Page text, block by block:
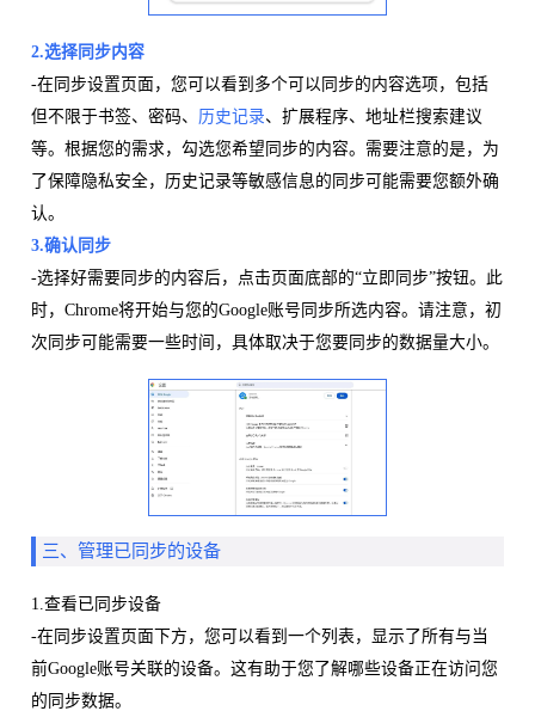
2.选择同步内容
-在同步设置页面，您可以看到多个可以同步的内容选项，包括
但不限于书签、密码、 历史记录、扩展程序、地址栏搜索建议
等。根据您的需求，勾选您希望同步的内容。需要注意的是，为
了保障隐私安全，历史记录等敏感信息的同步可能需要您额外确
认。
3.确认同步
-选择好需要同步的内容后，点击页面底部的“立即同步”按钮。此
时，Chrome将开始与您的Google账号同步所选内容。请注意，初
次同步可能需要一些时间，具体取决于您要同步的数据量大小。
三、管理已同步的设备
1.查看已同步设备
-在同步设置页面下方，您可以看到一个列表，显示了所有与当
前Google账号关联的设备。这有助于您了解哪些设备正在访问您
的同步数据。